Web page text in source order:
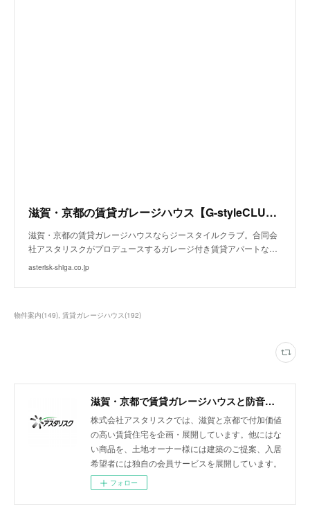
滋賀・京都の賃貸ガレージハウス【G-styleCLUB BIWAKO】
滋賀・京都の賃貸ガレージハウスならジースタイルクラブ。合同会
社アスタリスクがプロデュースするガレージ付き賃貸アパートな…
asterisk-shiga.co.jp
物件案内(149) 賃貸ガレージハウス(192)
滋賀・京都で賃貸ガレージハウスと防音室付きアパートを展開
株式会社アスタリスクでは、滋賀と京都で付加価値
の高い賃貸住宅を企画・展開しています。他にはな
い商品を、土地オーナー様には建築のご提案、入居
希望者には独自の会員サービスを展開しています。
フォロー